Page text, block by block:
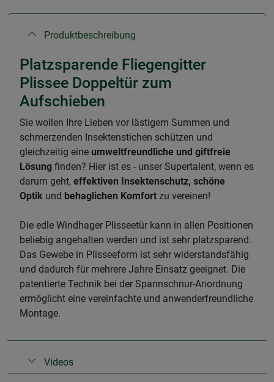
Produktbeschreibung
Platzsparende Fliegengitter
Plissee Doppeltür zum
Aufschieben
Sie wollen Ihre Lieben vor lästigem Summen und
schmerzenden Insektenstichen schützen und
gleichzeitig eine umweltfreundliche und giftfreie
Lösung finden? Hier ist es - unser Supertalent, wenn es
darum geht, effektiven Insektenschutz, schöne
Optik und behaglichen Komfort zu vereinen!
Die edle Windhager Plisseetür kann in allen Positionen
beliebig angehalten werden und ist sehr platzsparend.
Das Gewebe in Plisseeform ist sehr widerstandsfähig
und dadurch für mehrere Jahre Einsatz geeignet. Die
patentierte Technik bei der Spannschnur-Anordnung
ermöglicht eine vereinfachte und anwenderfreundliche
Montage.
Videos